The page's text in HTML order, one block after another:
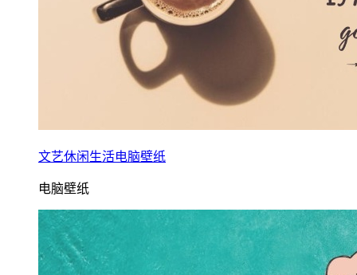
文艺休闲生活电脑壁纸
电脑壁纸